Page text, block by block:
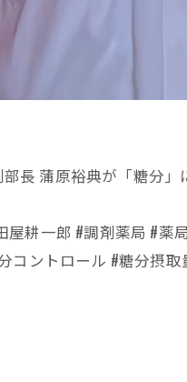
長 蒲原裕典が「糖分」
屋耕一郎 #調剤薬局 #薬
コントロール #糖分摂取